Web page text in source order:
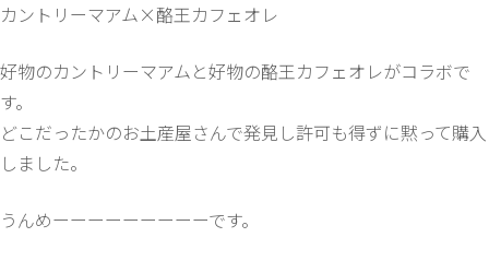
カントリーマアム×酪王カフェオレ
好物のカントリーマアムと好物の酪王カフェオレがコラボで
す。
どこだったかのお土産屋さんで発見し許可も得ずに黙って購入
しました。
うんめーーーーーーーーーです。